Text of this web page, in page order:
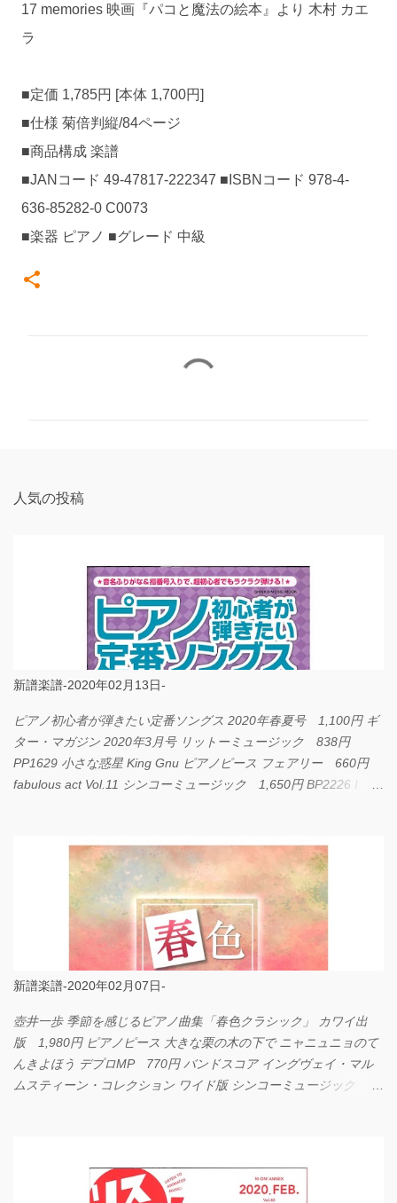
17 memories 映画『パコと魔法の絵本』より 木村 カエ
ラ
■定価 1,785円 [本体 1,700円]
■仕様 菊倍判縦/84ページ
■商品構成 楽譜
■JANコード 49-47817-222347 ■ISBNコード 978-4-
636-85282-0 C0073
■楽器 ピアノ ■グレード 中級
人気の投稿
新譜楽譜-2020年02月13日-
ピアノ初心者が弾きたい定番ソングス 2020年春夏号 1,100円 ギ
ター・マガジン 2020年3月号 リットーミュージック 838円
PP1629 小さな惑星 King Gnu ピアノピース フェアリー 660円
fabulous act Vol.11 シンコーミュージック 1,650円 BP2226 I
新譜楽譜-2020年02月07日-
壺井一歩 季節を感じるピアノ曲集「春色クラシック」 カワイ出
版 1,980円 ピアノピース 大きな栗の木の下で ニャニュニョのて
んきよほう デプロMP 770円 バンドスコア イングヴェイ・マル
ムスティーン・コレクション ワイド版 シンコーミュージック